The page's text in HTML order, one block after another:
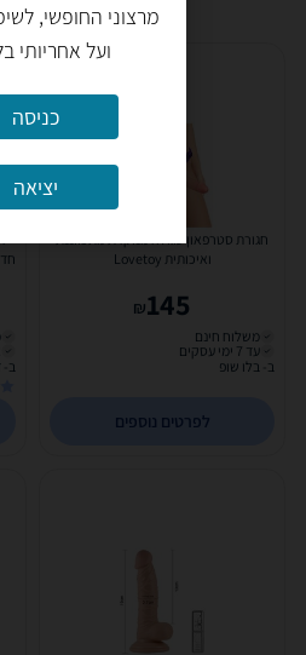
חגורת סטרפאון סגולה מנוקדת מתכווננת
ואיכותית Lovetoy
145
₪
משלוח חינם
עד 7 ימי עסקים
ב- בלו שופ
לפרטים נוספים
ב-
מרצוני החופשי,
ועל אחריותי
יציאה
כניסה